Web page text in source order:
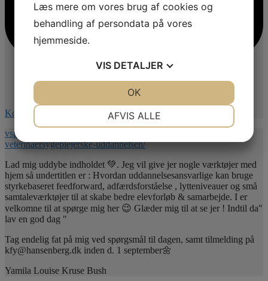
Kommentér på Facebook
vspnet.dk/erfa-moede-for-oplaeringsansvarlige-paa-
veterinaersygeplejerske-uddannelsen/
Lad mig uddybe indholdet 💚. Jeg vil give jer nogle værktøjer med
hjem så undertitlen er : Hvordan uddannelsesansvarlige kan bruge
styrkebaseret feedforward, adfærdsforståelse , lytteniveauer og små
samtaleværktøjer til at skabe bedre elevforløb & samarbejde. I er
velkomne til at spørge mig her 😉 Glæder mig til at se jer ! Indtil da"
lav en god dag "
Tag endelig fat på mig ved spørgsmål til dagen, samt tilmelding på
kfy@hansenberg.dk inden d. 1 september🌼
Yamila Louise Kruse Bush
Læs mere om vores brug af cookies og
behandling af persondata på vores
hjemmeside.
VIS DETALJER
AFVIS ALLE
OK